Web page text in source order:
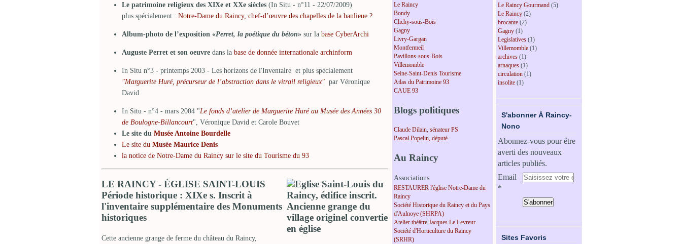
Le patrimoine religieux des XIXe et XXe siècles (In Situ - n°11 - 22/07/2009)
plus spécialement : Notre-Dame du Raincy, chef-d’œuvre des chapelles de la banlieue ?
Album-photo de l’exposition «Perret, la poétique du béton» sur la base CyberArchi
Auguste Perret et son oeuvre dans la base de donnée internationale archinform
In Situ n°3 - printemps 2003 - Les horizons de l'Inventaire et plus spécialement
"Marguerite Huré, précurseur de l’abstraction dans le vitrail religieux" par Véronique
David
In Situ - n°4 - mars 2004 "Le fonds d’atelier de Marguerite Huré au Musée des Années 30
de Boulogne-Billancourt", Véronique David et Carole Bouvet
Le site du Musée Antoine Bourdelle
Le site du Musée Maurice Denis
la notice de Notre-Dame du Raincy sur le site du Tourisme du 93
LE RAINCY - ÉGLISE SAINT-LOUIS
Période historique : XIXe s. Inscrit à
l'inventaire supplémentaire des Monuments
historiques
Cette ancienne grange de ferme du château du Raincy,
Le Raincy
Bondy
Clichy-sous-Bois
Gagny
Livry-Gargan
Montfermeil
Pavillons-sous-Bois
Villemomble
Seine-Saint-Denis Tourisme
Atlas du Patrimoine 93
CAUE 93
Blogs politiques
Claude Dilain, sénateur PS
Pascal Popelin, député
Au Raincy
Associations
RESTAURER l'église Notre-Dame du
Raincy
Société Historique du Raincy et du Pays
d'Aulnoye (SHRPA)
Atelier théâtre Jacques Le Levreur
Société d'Horticulture du Raincy
(SRHR)
Le Raincy Gourmand (5)
Le Raincy (2)
brocante (2)
Gagny (1)
Legislatives (1)
Villemomble (1)
archives (1)
arnaques (1)
circulation (1)
insolite (1)
S'abonner À Raincy-
Nono
Abonnez-vous pour être
averti des nouveaux
articles publiés.
Email
Sites Favoris